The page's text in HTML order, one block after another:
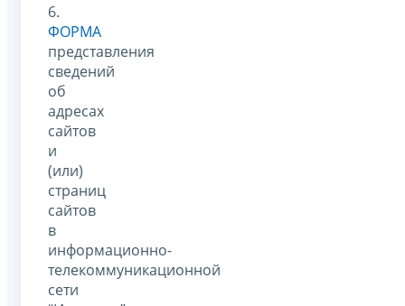
6.
ФОРМА
представления
сведений
об
адресах
сайтов
и
(или)
страниц
сайтов
в
информационно-
телекоммуникационной
сети